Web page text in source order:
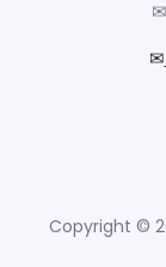
✉
✉
Copyright ©